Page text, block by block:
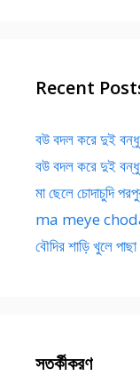
Recent
বউ বদল করে দুই বন্ধু
বউ বদল করে দুই বন্ধু
মা ছেলে চোদাচুদি
ma meye choda
বৌদির শাড়ি খুলে পাছা
সতর্কীকরণ